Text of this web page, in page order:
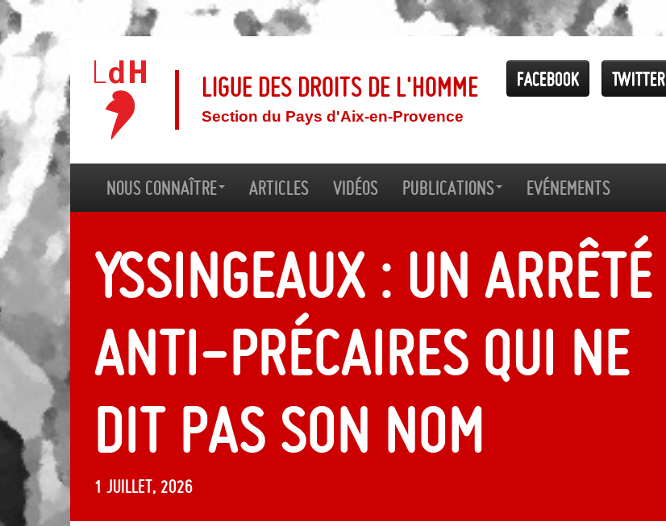
Twitter
Facebook
Ligue des droits de l'Homme
Section du Pays d'Aix-en-Provence
Nous connaître Articles Vidéos Publications Evénements
Yssingeaux : Un arrêté
anti-précaires qui ne
dit pas son nom
1 juillet, 2026